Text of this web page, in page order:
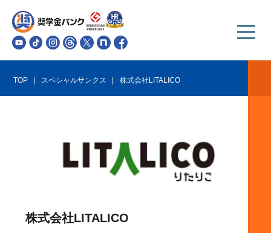
TOP スペシャルサンクス 株式会社LITALICO
株式会社LITALICO